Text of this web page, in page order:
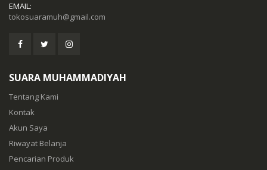
EMAIL:
tokosuaramuh@gmail.com
SUARA MUHAMMADIYAH
Tentang Kami
Kontak
Akun Saya
Riwayat Belanja
Pencarian Produk